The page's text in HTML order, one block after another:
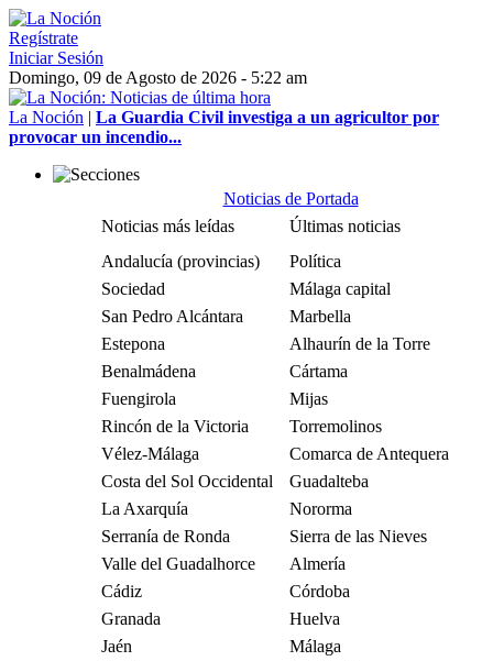
Regístrate
Iniciar Sesión
Domingo, 09 de Agosto de 2026 - 5:22 am
La Noción | La Guardia Civil investiga a un agricultor por
provocar un incendio...
Noticias de Portada
Noticias más leídas
Últimas noticias
Andalucía (provincias)
Política
Sociedad
Málaga capital
San Pedro Alcántara
Marbella
Estepona
Alhaurín de la Torre
Benalmádena
Cártama
Fuengirola
Mijas
Rincón de la Victoria
Torremolinos
Vélez-Málaga
Comarca de Antequera
Costa del Sol Occidental
Guadalteba
La Axarquía
Nororma
Serranía de Ronda
Sierra de las Nieves
Valle del Guadalhorce
Almería
Cádiz
Córdoba
Granada
Huelva
Jaén
Málaga